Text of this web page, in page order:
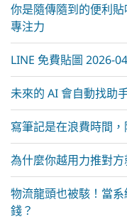
你是隨傳隨到的便利
專注力
LINE 免費貼圖 2026-
未來的 AI 會自動找助
寫筆記是在浪費時間，
為什麼你越用力推對
物流龍頭也被駭！當
錢？